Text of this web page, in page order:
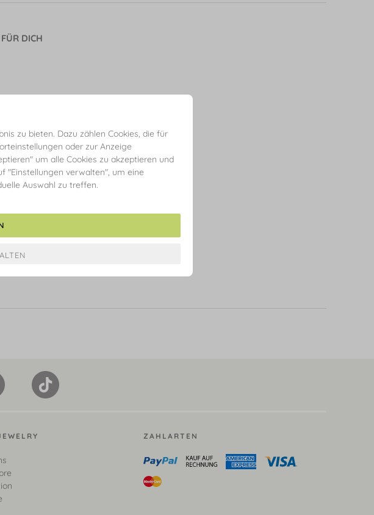
DICH
ZAHLARTEN
zu bieten. Dazu zählen Cookies, die für
oder zur Anzeige
um alle Cookies zu akzeptieren und
"Einstellungen verwalten", um eine
Auswahl zu treffen.